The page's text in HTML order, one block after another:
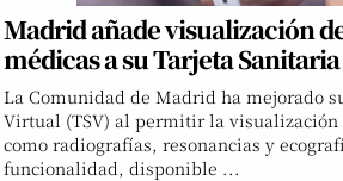
Madrid añade visualización
médicas a su Tarjeta
La Comunidad de Madrid ha mejorado
Virtual (TSV) al permitir la visualización
como radiografías, resonancias y
funcionalidad, disponible ...